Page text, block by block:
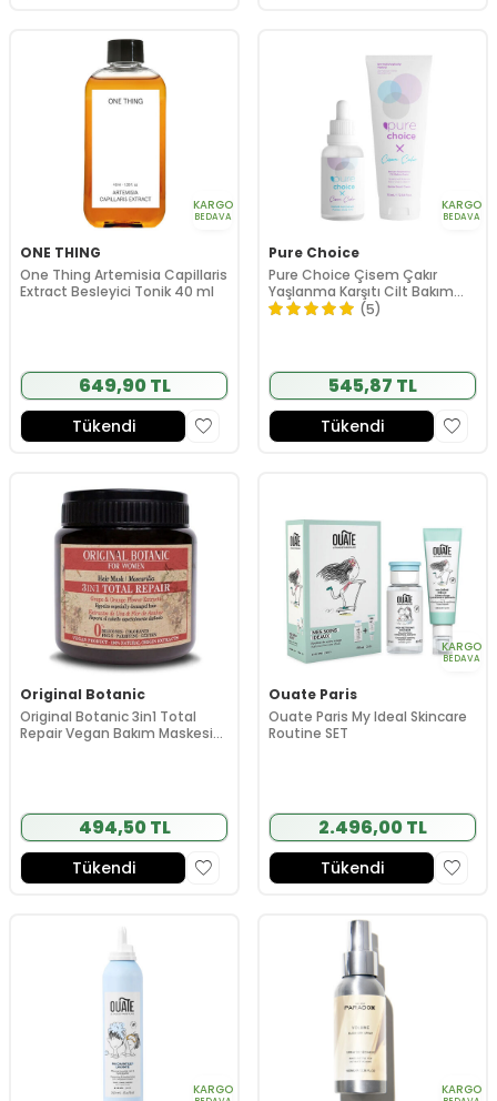
KARGO
BEDAVA
ONE THING
One Thing Artemisia Capillaris
Extract Besleyici Tonik 40 ml
649,90 TL
Tükendi
KARGO
BEDAVA
Pure Choice
Pure Choice Çisem Çakır
Yaşlanma Karşıtı Cilt Bakım
Seti
(5)
545,87 TL
Tükendi
Original Botanic
Original Botanic 3in1 Total
Repair Vegan Bakım Maskesi
494,50 TL
Tükendi
KARGO
BEDAVA
Ouate Paris
Ouate Paris My Ideal Skincare
Routine SET
2.496,00 TL
Tükendi
KARGO KARGO